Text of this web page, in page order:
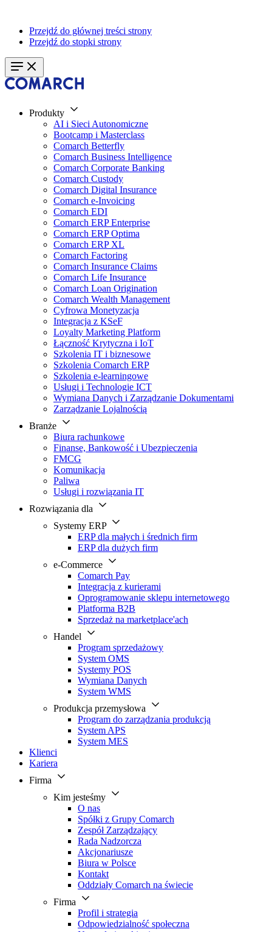
Przejdź do głównej treści strony
Przejdź do stopki strony
Produkty
AI i Sieci Autonomiczne
Bootcamp i Masterclass
Comarch Betterfly
Comarch Business Intelligence
Comarch Corporate Banking
Comarch Custody
Comarch Digital Insurance
Comarch e-Invoicing
Comarch EDI
Comarch ERP Enterprise
Comarch ERP Optima
Comarch ERP XL
Comarch Factoring
Comarch Insurance Claims
Comarch Life Insurance
Comarch Loan Origination
Comarch Wealth Management
Cyfrowa Monetyzacja
Integracja z KSeF
Loyalty Marketing Platform
Łączność Krytyczna i IoT
Szkolenia IT i biznesowe
Szkolenia Comarch ERP
Szkolenia e-learningowe
Usługi i Technologie ICT
Wymiana Danych i Zarządzanie Dokumentami
Zarządzanie Lojalnością
Branże
Biura rachunkowe
Finanse, Bankowość i Ubezpieczenia
FMCG
Komunikacja
Paliwa
Usługi i rozwiązania IT
Rozwiązania dla
Systemy ERP
ERP dla małych i średnich firm
ERP dla dużych firm
e-Commerce
Comarch Pay
Integracja z kurierami
Oprogramowanie sklepu internetowego
Platforma B2B
Sprzedaż na marketplace'ach
Handel
Program sprzedażowy
System OMS
Systemy POS
Wymiana Danych
System WMS
Produkcja przemysłowa
Program do zarządzania produkcją
System APS
System MES
Klienci
Kariera
Firma
Kim jesteśmy
O nas
Spółki z Grupy Comarch
Zespół Zarządzający
Rada Nadzorcza
Akcjonariusze
Biura w Polsce
Kontakt
Oddziały Comarch na świecie
Firma
Profil i strategia
Odpowiedzialność społeczna